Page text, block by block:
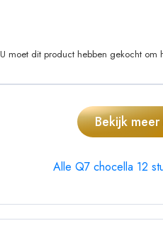
U moet dit product hebben gekocht om
Bekijk
Alle Q7 chocella 12